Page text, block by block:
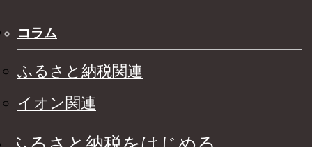
コラム
ふるさと納税関連
イオン関連